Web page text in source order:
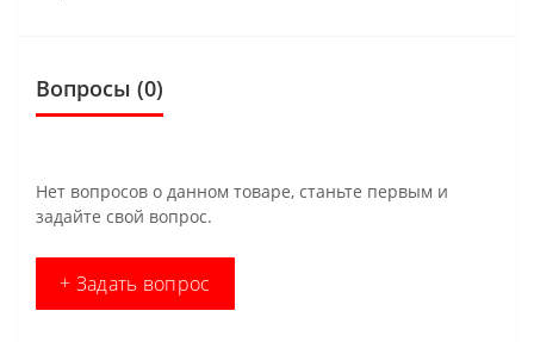
Вопросы (0)
Нет вопросов о данном товаре, станьте первым и
задайте свой вопрос.
+ Задать вопрос